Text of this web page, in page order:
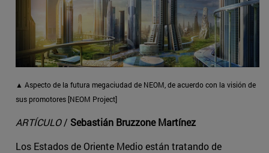
▲ Aspecto de la futura megaciudad de NEOM, de acuerdo con la visión de
sus promotores [NEOM Project]
ARTÍCULO/ Sebastián Bruzzone Martínez
Los Estados de Oriente Medio están tratando de